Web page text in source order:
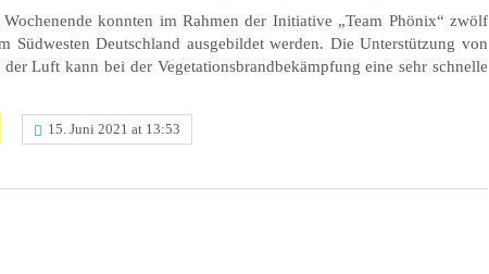
konn­ten im Rahmen der Initia­tive „Team Phönix“ zwölf
Südwes­ten Deutsch­land ausge­bil­det werden. Die Unter­stüt­zung von
Luft kann bei der Vege­ta­ti­ons­brand­be­kämp­fung eine sehr schnelle
15. Juni 2021 at 13:53